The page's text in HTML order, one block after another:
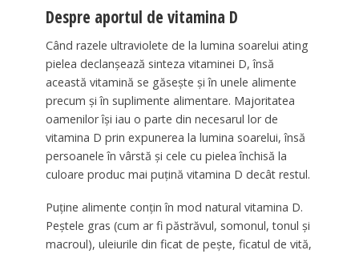
Despre aportul de vitamina D
Când razele ultraviolete de la lumina soarelui ating
pielea declanșează sinteza vitaminei D, însă
această vitamină se găsește și în unele alimente
precum și în suplimente alimentare. Majoritatea
oamenilor își iau o parte din necesarul lor de
vitamina D prin expunerea la lumina soarelui, însă
persoanele în vârstă și cele cu pielea închisă la
culoare produc mai puțină vitamina D decât restul.
Puține alimente conțin în mod natural vitamina D.
Peștele gras (cum ar fi păstrăvul, somonul, tonul și
macroul), uleiurile din ficat de pește, ficatul de vită,